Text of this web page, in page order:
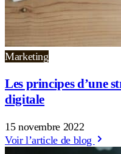
Marketing
Les principes d’une
digitale
15 novembre 2022
Voir l’article de blog